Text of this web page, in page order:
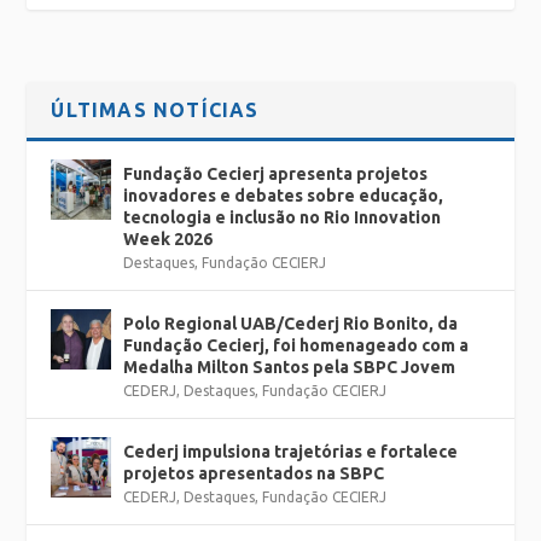
ÚLTIMAS NOTÍCIAS
Fundação Cecierj apresenta projetos
inovadores e debates sobre educação,
tecnologia e inclusão no Rio Innovation
Week 2026
Destaques, Fundação CECIERJ
Polo Regional UAB/Cederj Rio Bonito, da
Fundação Cecierj, foi homenageado com a
Medalha Milton Santos pela SBPC Jovem
CEDERJ, Destaques, Fundação CECIERJ
Cederj impulsiona trajetórias e fortalece
projetos apresentados na SBPC
CEDERJ, Destaques, Fundação CECIERJ